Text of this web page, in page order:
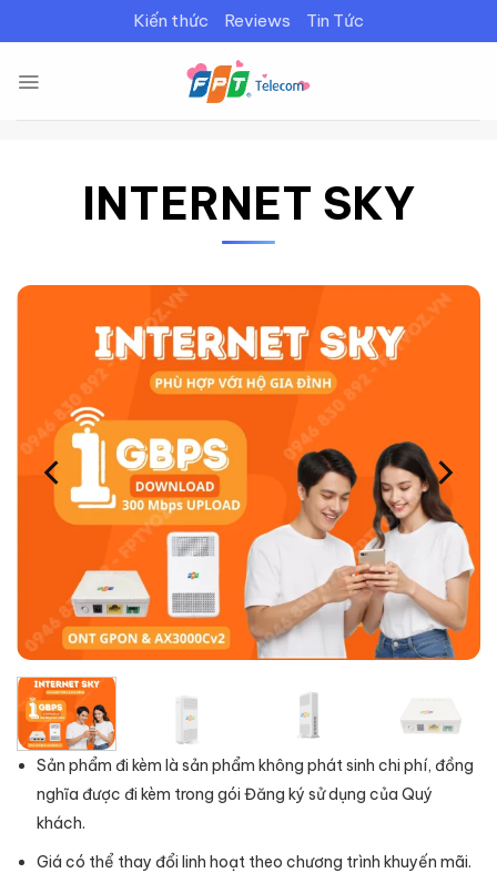
nội
Kiến thức Reviews Tin Tức
INTERNET SKY
Sản phẩm đi kèm là sản phẩm không phát sinh chi phí, đồng
nghĩa được đi kèm trong gói Đăng ký sử dụng của Quý
khách.
Giá có thể thay đổi linh hoạt theo chương trình khuyến mãi.